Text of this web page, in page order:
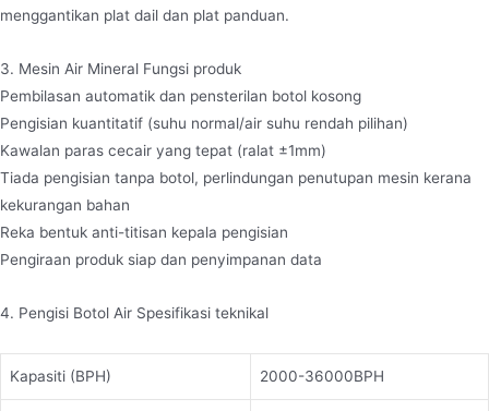
menggantikan plat dail dan plat panduan.
3. Mesin Air Mineral Fungsi produk
Pembilasan automatik dan pensterilan botol kosong
Pengisian kuantitatif (suhu normal/air suhu rendah pilihan)
Kawalan paras cecair yang tepat (ralat ±1mm)
Tiada pengisian tanpa botol, perlindungan penutupan mesin kerana
kekurangan bahan
Reka bentuk anti-titisan kepala pengisian
Pengiraan produk siap dan penyimpanan data
4. Pengisi Botol Air Spesifikasi teknikal
Kapasiti (BPH) 2000-36000BPH